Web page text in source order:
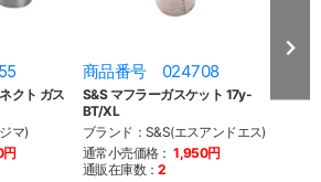
クト ガス
マ)
円
商品番号 024708
S&S マフラーガスケット 17y-
BT/XL
ブランド：S&S(エスアンドエス)
通常小売価格： 1,950円
通販在庫数：2